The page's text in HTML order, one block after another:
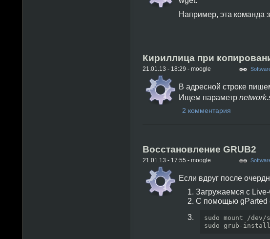
Например, эта команда
Кириллица при
21.01.13 - 18:29 - moogle
В адресной строке
Ищем параметр
2 комментария
Восстановление GRUB2
21.01.13 - 17:55 - moogle
Если вдруг после
Загружаемся с
С помощью gParted
sudo mount /dev/
sudo grub-